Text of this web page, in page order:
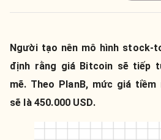
Người tạo nên mô hình stock-
định rằng giá Bitcoin sẽ tiếp
mẽ. Theo PlanB, mức giá tiềm
sẽ là 450.000 USD.